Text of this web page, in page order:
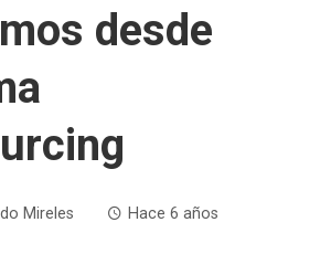
desde
Mireles Hace 6 años